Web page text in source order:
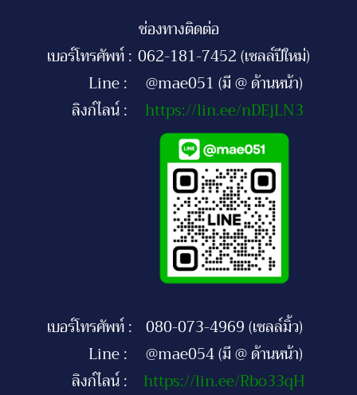
ช่องทางติดต่อ
เบอร์โทรศัพท์ : 062-181-7452 (เซลล์ปีใหม่)
Line :
@mae051 (มี @ ด้านหน้า)
ลิงก์ไลน์ :
https://lin.ee/nDEjLN3
เบอร์โทรศัพท์ : 080-073-4969 (เซลล์มิ้ว)
Line :
@mae054 (มี @ ด้านหน้า)
ลิงก์ไลน์ :
https://lin.ee/Rbo33qH